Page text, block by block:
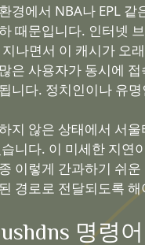
경에서 NBA나 EPL
때문입니다. 인터넷
나면서 이 캐시가 오
은 사용자가 동시에
니다. 정치인이나 유
지 않은 상태에서 서
니다. 이 미세한 지연
이렇게 간과하기 쉬
경로로 전달되도록
명령